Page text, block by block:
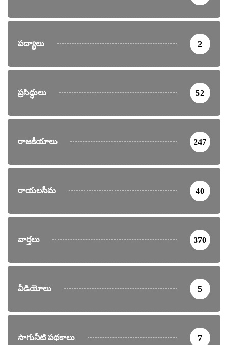
పద్యాలు 2
ప్రసిద్ధులు 52
రాజకీయాలు 247
రాయలసీమ 40
వార్తలు 370
వీడియోలు 5
సాగునీటి పథకాలు 7